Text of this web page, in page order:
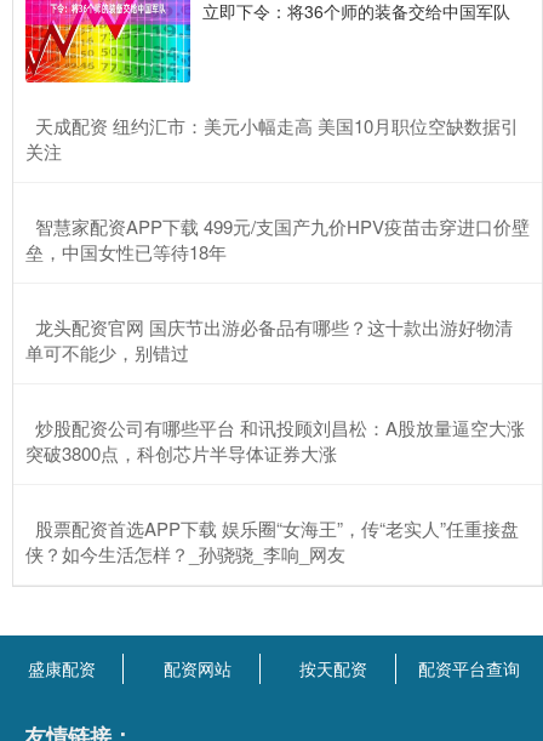
立即下令：将36个师的装备交给中国军队
​天成配资 纽约汇市：美元小幅走高 美国10月职位空缺数据引
关注
​智慧家配资APP下载 499元/支国产九价HPV疫苗击穿进口价壁
垒，中国女性已等待18年
​龙头配资官网 国庆节出游必备品有哪些？这十款出游好物清
单可不能少，别错过
​炒股配资公司有哪些平台 和讯投顾刘昌松：A股放量逼空大涨
突破3800点，科创芯片半导体证券大涨
​股票配资首选APP下载 娱乐圈“女海王”，传“老实人”任重接盘
侠？如今生活怎样？_孙骁骁_李响_网友
盛康配资 配资网站 按天配资 配资平台查询